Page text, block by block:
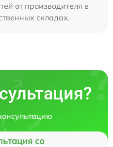
от производителя в
складах.
со